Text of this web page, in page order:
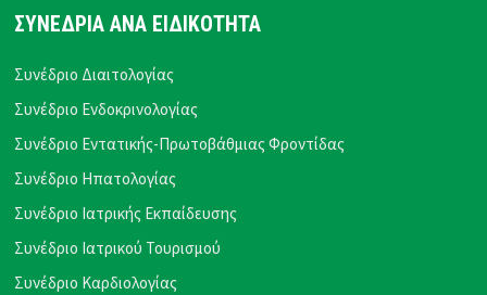
ΣΥΝΕΔΡΙΑ ΑΝΑ ΕΙΔΙΚΟΤΗΤΑ
Συνέδριο Διαιτολογίας
Συνέδριο Ενδοκρινολογίας
Συνέδριο Εντατικής-Πρωτοβάθμιας Φροντίδας
Συνέδριο Ηπατολογίας
Συνέδριο Ιατρικής Εκπαίδευσης
Συνέδριο Ιατρικού Τουρισμού
Συνέδριο Καρδιολογίας